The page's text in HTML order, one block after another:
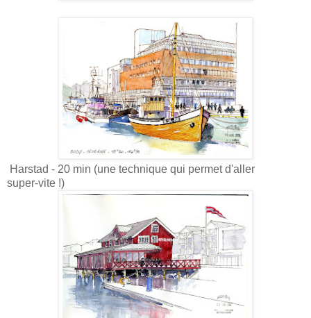
Harstad - 20 min (une technique qui permet d'aller
super-vite !)